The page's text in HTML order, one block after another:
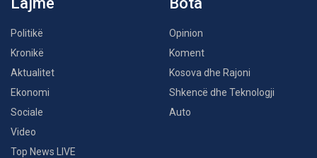
Politikë
Kronikë
Aktualitet
Ekonomi
Sociale
Video
Top News LIVE
Opinion
Koment
Kosova dhe Rajoni
Shkencë dhe Teknologji
Auto